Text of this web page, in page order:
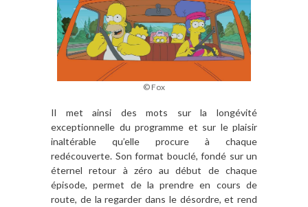
© Fox
Il met ainsi des mots sur la longévité
exceptionnelle du programme et sur le plaisir
inaltérable qu’elle procure à chaque
redécouverte. Son format bouclé, fondé sur un
éternel retour à zéro au début de chaque
épisode, permet de la prendre en cours de
route, de la regarder dans le désordre, et rend